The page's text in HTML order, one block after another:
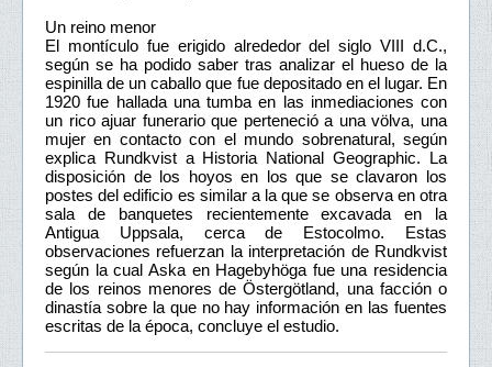
Un reino menor
El montículo fue erigido alrededor del siglo VIII d.C.,
según se ha podido saber tras analizar el hueso de la
espinilla de un caballo que fue depositado en el lugar. En
1920 fue hallada una tumba en las inmediaciones con
un rico ajuar funerario que perteneció a una völva, una
mujer en contacto con el mundo sobrenatural, según
explica Rundkvist a Historia National Geographic. La
disposición de los hoyos en los que se clavaron los
postes del edificio es similar a la que se observa en otra
sala de banquetes recientemente excavada en la
Antigua Uppsala, cerca de Estocolmo. Estas
observaciones refuerzan la interpretación de Rundkvist
según la cual Aska en Hagebyhöga fue una residencia
de los reinos menores de Östergötland, una facción o
dinastía sobre la que no hay información en las fuentes
escritas de la época, concluye el estudio.